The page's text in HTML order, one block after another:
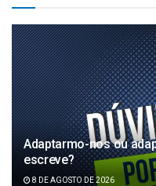
Adaptarmo-nos ou
escreve?
8 DE AGOSTO DE 2026